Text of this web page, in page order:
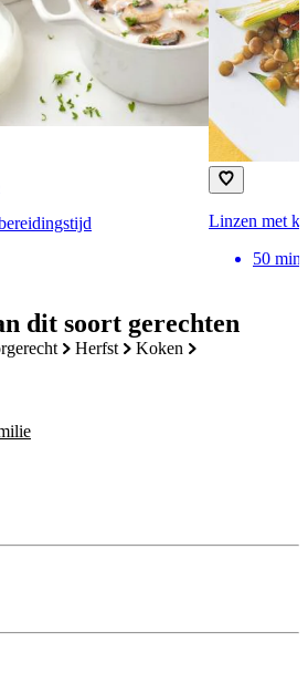
dit soort gerechten
herfst koken
Linzen met
50 min